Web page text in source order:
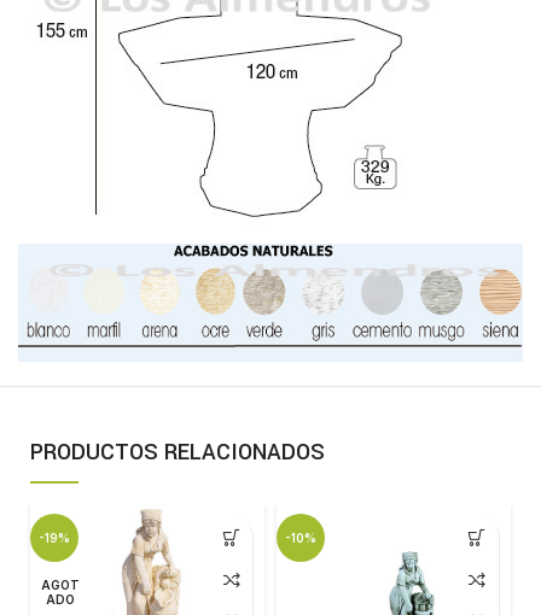
PRODUCTOS RELACIONADOS
-19%
AGOT
ADO
-10%